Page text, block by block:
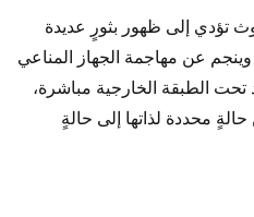
تؤدي إلى ظهور بثورٍ عديدة
عن مهاجمة الجهاز المناعي
تحت الطبقة الخارجية مباشرة،
محددة لذاتها إلى حالةٍ